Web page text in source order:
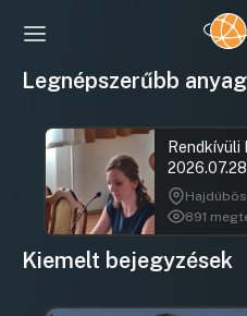
Legnépszerűbb
891
Kiemelt bejegyzések